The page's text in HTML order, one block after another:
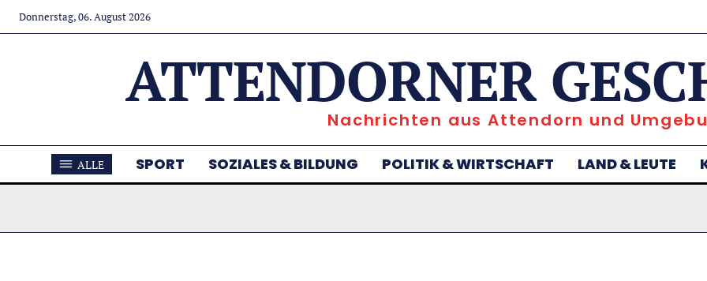
Donnerstag, 06. August 2026
ATTENDORNER
Nachrichten aus Attendorn und
ALLE SPORT SOZIALES & BILDUNG POLITIK & WIRTSCHAFT LAND & LEUTE